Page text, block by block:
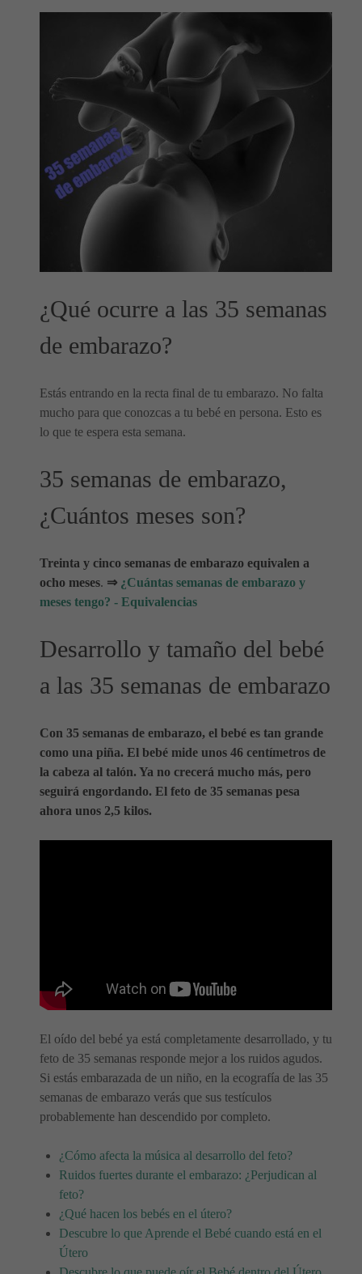
¿Qué ocurre a las 35 semanas
de embarazo?
Estás entrando en la recta final de tu embarazo. No falta
mucho para que conozcas a tu bebé en persona. Esto es
lo que te espera esta semana.
35 semanas de embarazo,
¿Cuántos meses son?
Treinta y cinco semanas de embarazo equivalen a
ocho meses. ⇒ ¿Cuántas semanas de embarazo y
meses tengo? - Equivalencias
Desarrollo y tamaño del bebé
a las 35 semanas de embarazo
Con 35 semanas de embarazo, el bebé es tan grande
como una piña. El bebé mide unos 46 centímetros de
la cabeza al talón. Ya no crecerá mucho más, pero
seguirá engordando. El feto de 35 semanas pesa
ahora unos 2,5 kilos.
El oído del bebé ya está completamente desarrollado, y tu
feto de 35 semanas responde mejor a los ruidos agudos.
Si estás embarazada de un niño, en la ecografía de las 35
semanas de embarazo verás que sus testículos
probablemente han descendido por completo.
¿Cómo afecta la música al desarrollo del feto?
Ruidos fuertes durante el embarazo: ¿Perjudican al
feto?
¿Qué hacen los bebés en el útero?
Descubre lo que Aprende el Bebé cuando está en el
Útero